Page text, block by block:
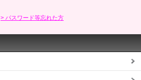
> パスワード等忘れた方